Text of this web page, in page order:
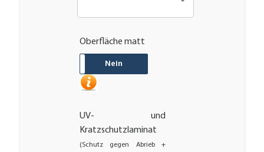
Oberfläche matt
Nein
UV- und
Kratzschutzlaminat
(Schutz gegen Abrieb +